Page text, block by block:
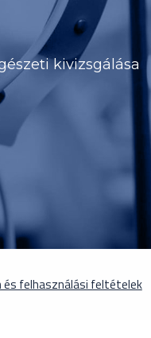
kivizsgálása
és felhasználási feltételek